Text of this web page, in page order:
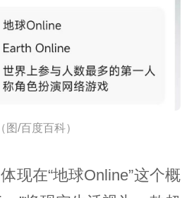
（图/百度百科）
现在“地球Online”这个概